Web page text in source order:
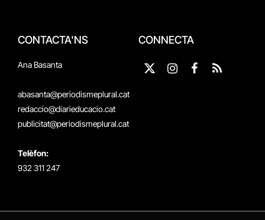
CONTACTA'NS
Ana Basanta
abasanta@periodismeplural.cat
redaccio@diarieducacio.cat
publicitat@periodismeplural.cat
Telèfon:
932 311 247
CONNECTA
X
Instagram
Facebook
RSS